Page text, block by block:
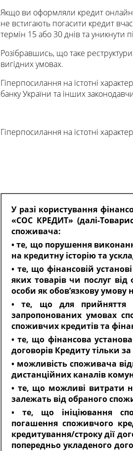
Якщо ви оформляли кредит
не встигають погасити кредит
термін 15 або 30 днів та уникнути
Розібравшись, що таке
вигідних умовах.
Гіперпосилання на істотні
банку України та інших
Гіперпосилання на істотні
У разі користування
«СОС КРЕДИТ» (далі-
споживача:
• те, що порушення
на кредитну історію та
• те, що фінансовій
яких товарів чи послуг від
особи як обов’язкову
• те, що для прийняття
запропонованих умовах
споживчих кредитів та
• те, що фінансова
договорів Кредиту тільки
• можливість споживача
дистанційних каналів
• те, що можливі витрати
залежать від обраного
• те, що ініціювання
погашення споживчого
кредитування/строку дії
попередньо укладеного